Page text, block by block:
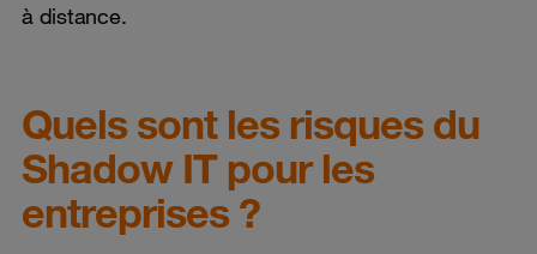
à distance.
Quels sont les risques du
Shadow IT pour les
entreprises ?